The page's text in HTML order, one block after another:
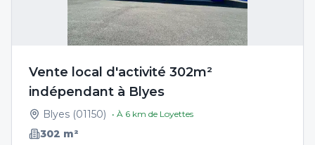
Vente local d'activité 302m²
indépendant à Blyes
Blyes (01150) • À 6 km de Loyettes
302 m²